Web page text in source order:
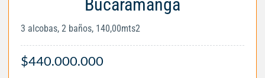
Bucaramanga
3 alcobas, 2 baños, 140,00mts2
$440.000.000